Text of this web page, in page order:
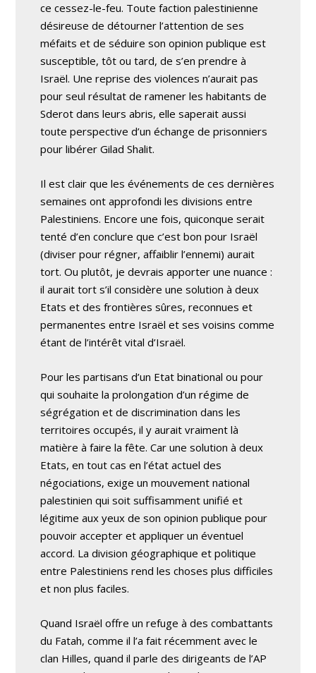
ce cessez-le-feu. Toute faction palestinienne
désireuse de détourner l’attention de ses
méfaits et de séduire son opinion publique est
susceptible, tôt ou tard, de s’en prendre à
Israël. Une reprise des violences n’aurait pas
pour seul résultat de ramener les habitants de
Sderot dans leurs abris, elle saperait aussi
toute perspective d’un échange de prisonniers
pour libérer Gilad Shalit.
Il est clair que les événements de ces dernières
semaines ont approfondi les divisions entre
Palestiniens. Encore une fois, quiconque serait
tenté d’en conclure que c’est bon pour Israël
(diviser pour régner, affaiblir l’ennemi) aurait
tort. Ou plutôt, je devrais apporter une nuance :
il aurait tort s’il considère une solution à deux
Etats et des frontières sûres, reconnues et
permanentes entre Israël et ses voisins comme
étant de l’intérêt vital d’Israël.
Pour les partisans d’un Etat binational ou pour
qui souhaite la prolongation d’un régime de
ségrégation et de discrimination dans les
territoires occupés, il y aurait vraiment là
matière à faire la fête. Car une solution à deux
Etats, en tout cas en l’état actuel des
négociations, exige un mouvement national
palestinien qui soit suffisamment unifié et
légitime aux yeux de son opinion publique pour
pouvoir accepter et appliquer un éventuel
accord. La division géographique et politique
entre Palestiniens rend les choses plus difficiles
et non plus faciles.
Quand Israël offre un refuge à des combattants
du Fatah, comme il l’a fait récemment avec le
clan Hilles, quand il parle des dirigeants de l’AP